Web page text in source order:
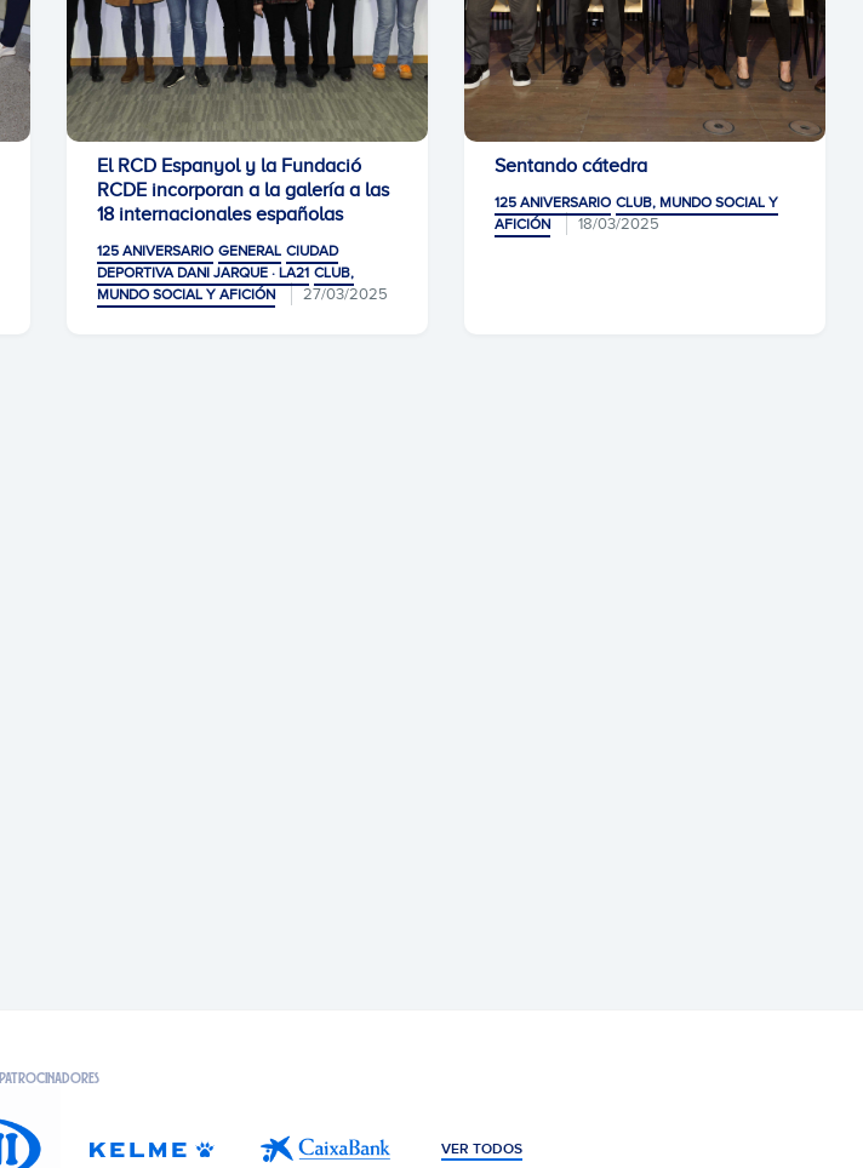
El RCD Espanyol y la Fundació
RCDE incorporan a la galería a las
18 internacionales españolas
125 ANIVERSARIO GENERAL CIUDAD
DEPORTIVA DANI JARQUE · LA21 CLUB,
MUNDO SOCIAL Y AFICIÓN
27/03/2025
Sentando cátedra
125 ANIVERSARIO CLUB, MUNDO SOCIAL Y
AFICIÓN
18/03/2025
PATROCINADORES
VER TODOS